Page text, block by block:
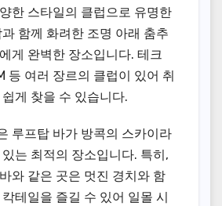
한 스타일의 클럽으로 유명한
함께 화려한 조명 아래 춤추
게 완벽한 장소입니다. 테크
등 여러 장르의 클럽이 있어 취
게 찾을 수 있습니다.
루프탑 바가 방콕의 스카이라
는 최적의 장소입니다. 특히,
와 같은 곳은 멋진 경치와 함
테일을 즐길 수 있어 일몰 시